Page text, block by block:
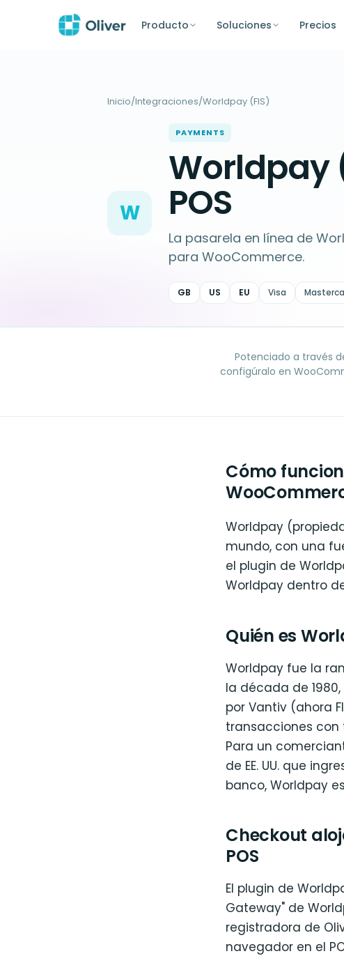
Producto Soluciones Precios
Inicio/Integraciones/Worldpay (FIS)
W
PAYMENTS
Worldpay
POS
La pasarela en línea de
para WooCommerce.
GB US EU Visa
Potenciado a través
configúralo en
Cómo
Worldpay
mundo, con una
el plugin de
Worldpay dentro
Quién es
Worldpay fue la
la década de
por Vantiv (ahora
transacciones con
Para un
de EE. UU. que
banco, Worldpay
Checkout
POS
El plugin de
Gateway" de
registradora de
navegador en el